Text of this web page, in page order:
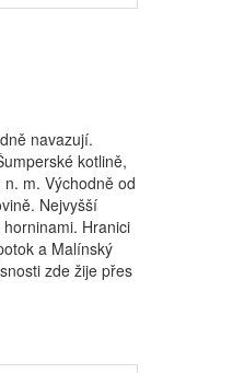
navazují.
kotlině,
m. Východně od
Nejvyšší
Hranici
a Malínský
zde žije přes